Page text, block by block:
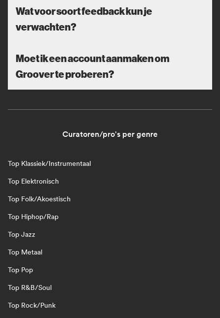
Wat voor soort feedback kun je
verwachten?
Moet ik een account aanmaken om
Groover te proberen?
Curatoren/pro's per genre
Top Klassiek/Instrumentaal
Top Elektronisch
Top Folk/Akoestisch
Top Hiphop/Rap
Top Jazz
Top Metaal
Top Pop
Top R&B/Soul
Top Rock/Punk